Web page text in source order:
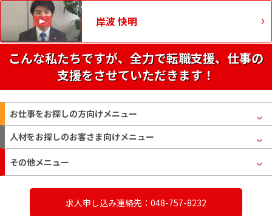
岸波 快明
こんな私たちですが、全力で転職支援、仕事の
支援をさせていただきます！
お仕事をお探しの方向けメニュー
人材をお探しのお客さま向けメニュー
その他メニュー
求人申し込み連絡先：048-757-8232